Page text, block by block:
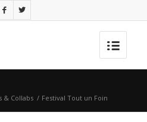
& Collabs / Festival Tout un Foin